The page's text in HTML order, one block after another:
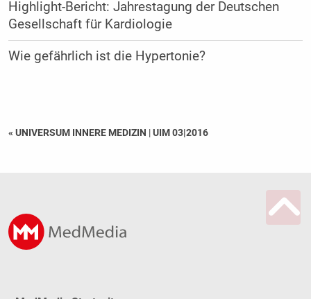
Highlight-Bericht: Jahrestagung der Deutschen
Gesellschaft für Kardiologie
Wie gefährlich ist die Hypertonie?
« UNIVERSUM INNERE MEDIZIN |UIM 03|2016